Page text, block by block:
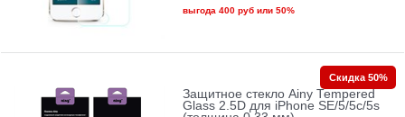
выгода 400 рубили 50%
Защитное стекло Ainy Tempered
Glass 2.5D для iPhone SE/5/5c/5s
Скидка 50%